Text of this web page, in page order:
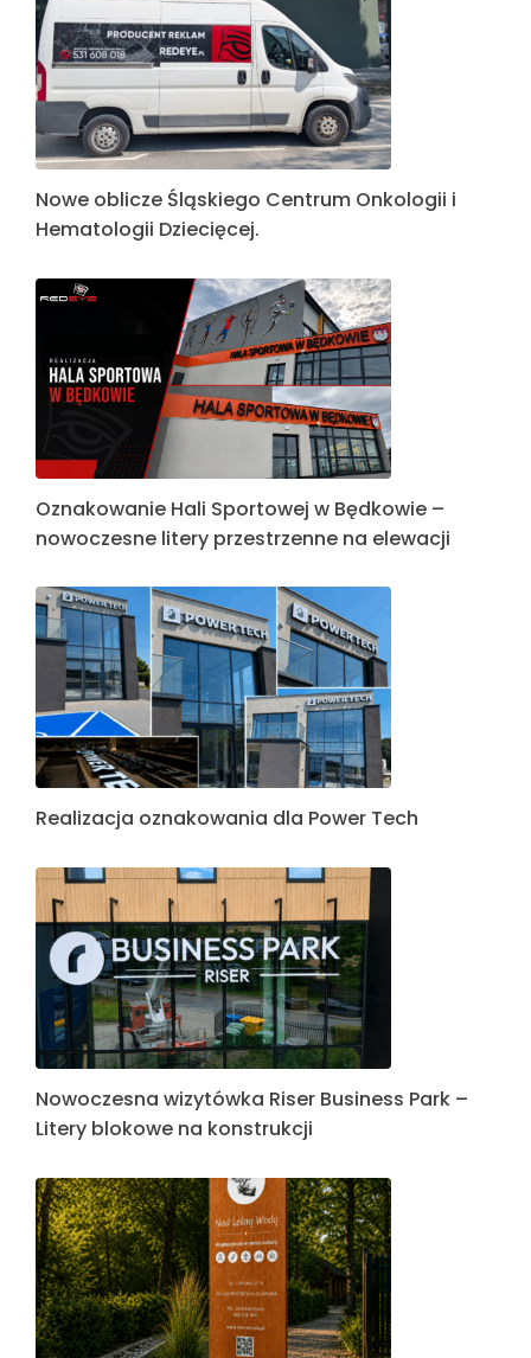
Nowe oblicze Śląskiego Centrum Onkologii i
Hematologii Dziecięcej.
Oznakowanie Hali Sportowej w Będkowie –
nowoczesne litery przestrzenne na elewacji
Realizacja oznakowania dla Power Tech
Nowoczesna wizytówka Riser Business Park –
Litery blokowe na konstrukcji